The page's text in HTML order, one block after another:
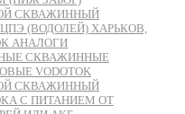
СКВАЖИННЫЙ
(ВОДОЛЕЙ) ХАРЬКОВ,
АНАЛОГИ
СКВАЖИННЫЕ
VODOTOK
СКВАЖИННЫЙ
С ПИТАНИЕМ ОТ